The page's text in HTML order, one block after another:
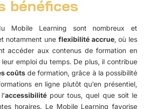
bénéfices
Mobile Learning sont nombreux et
notamment une flexibilité accrue, où les
accéder aux contenus de formation en
emploi du temps. De plus, il contribue
coûtsde formation, grâce à la possibilité
en ligne plutôt qu’en présentiel,
accessibilitépour tous, quel que soit le
horaires. Le Mobile Learning favorise